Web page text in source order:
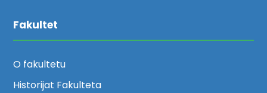
Fakultet
O fakultetu
Historijat Fakulteta